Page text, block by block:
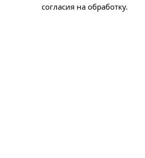
согласия на обработку.